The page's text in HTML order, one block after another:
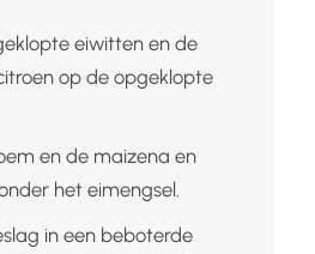
eiwitten en de
op de opgeklopte
en de maizena en
het eimengsel.
in een beboterde